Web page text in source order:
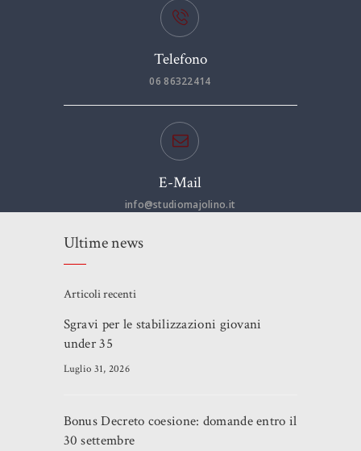
Telefono
06 86322414
E-Mail
info@studiomajolino.it
Ultime news
Articoli recenti
Sgravi per le stabilizzazioni giovani
under 35
Luglio 31, 2026
Bonus Decreto coesione: domande entro il
30 settembre